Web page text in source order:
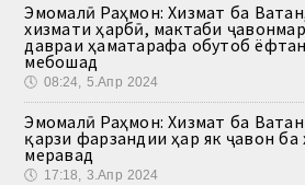
Эмомалӣ Раҳмон: Хизмат ба
хизмати ҳарбӣ, мактаби
давраи ҳаматарафа обутоб
мебошад
🕔 08:24, 5.Апр 2024
Эмомалӣ Раҳмон: Хизмат ба
қарзи фарзандии ҳар як ҷавон ба
меравад
🕔 17:18, 3.Апр 2024